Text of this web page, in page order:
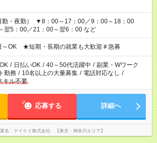
勤・夜勤） ▼8：00～17：00／9：00～18：00
翌5：00／21：00～翌6：00 など
～OK ★短期・長期の就業も大歓迎＃急募
/ 日払いOK / 40～50代活躍中 / 副業・Wワーク
勤務 / 10名以上の大量募集 / 電話対応なし /
キル不要
応募する 詳細へ
名 テイケイ株式会社 【東京・神奈川エリア】